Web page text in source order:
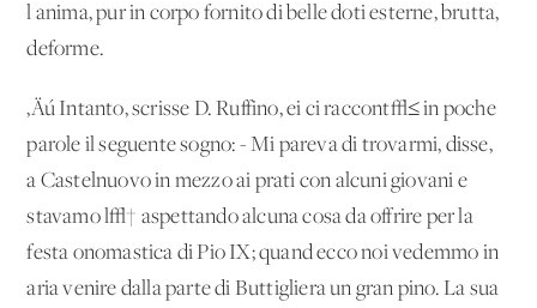
l'anima, pur in corpo fornito di belle doti esterne, brutta,
deforme.
‚Äú Intanto, scrisse D. Ruffino, ei ci raccont√≤ in poche
parole il seguente sogno: - Mi pareva di trovarmi, disse,
a Castelnuovo in mezzo ai prati con alcuni giovani e
stavamo l√† aspettando alcuna cosa da offrire per la
festa onomastica di Pio IX; quand'ecco noi vedemmo in
aria venire dalla parte di Buttigliera un gran pino. La sua